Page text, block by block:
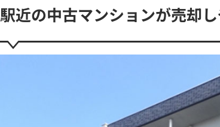
駅近の中古マンションが売却